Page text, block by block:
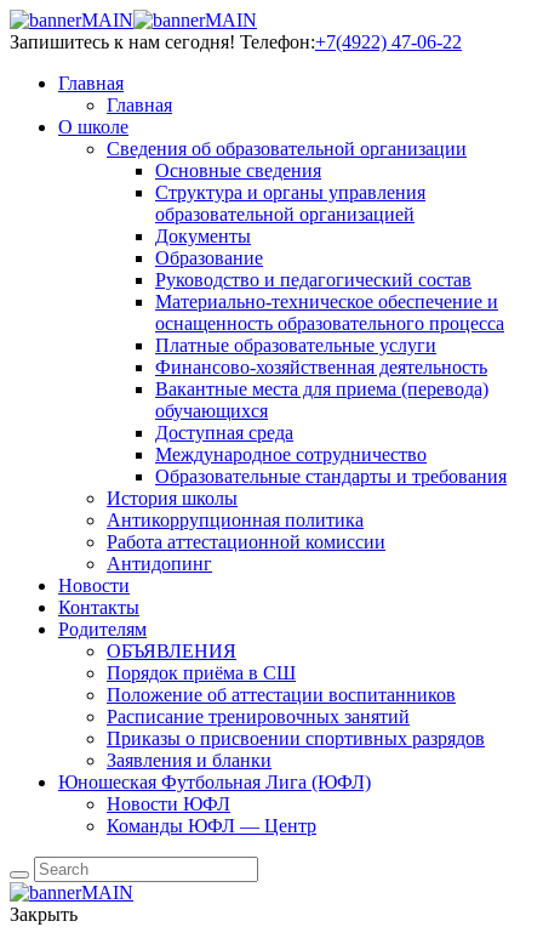
Запишитесь к нам сегодня! Телефон:+7(4922) 47-06-22
Главная
Главная
О школе
Сведения об образовательной организации
Основные сведения
Структура и органы управления
образовательной организацией
Документы
Образование
Руководство и педагогический состав
Материально-техническое обеспечение и
оснащенность образовательного процесса
Платные образовательные услуги
Финансово-хозяйственная деятельность
Вакантные места для приема (перевода)
обучающихся
Доступная среда
Международное сотрудничество
Образовательные стандарты и требования
История школы
Антикоррупционная политика
Работа аттестационной комиссии
Антидопинг
Новости
Контакты
Родителям
ОБЪЯВЛЕНИЯ
Порядок приёма в СШ
Положение об аттестации воспитанников
Расписание тренировочных занятий
Приказы о присвоении спортивных разрядов
Заявления и бланки
Юношеская Футбольная Лига (ЮФЛ)
Новости ЮФЛ
Команды ЮФЛ — Центр
Поиск
Закрыть